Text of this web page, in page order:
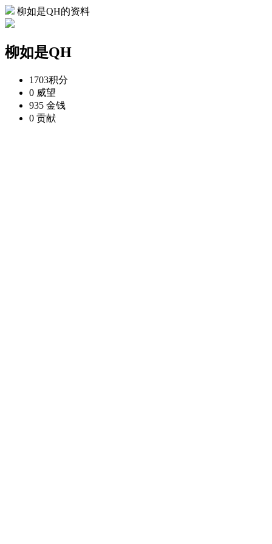
柳如是QH的资料
柳如是QH
1703积分
0 威望
935 金钱
0 贡献